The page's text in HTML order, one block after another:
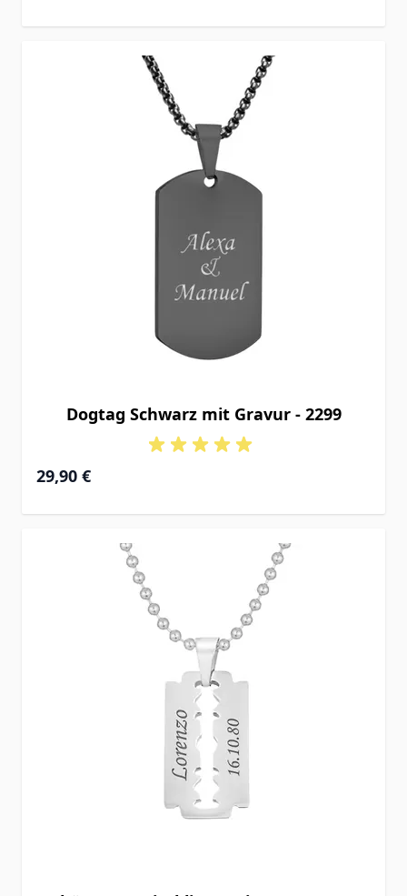
Dogtag Schwarz mit Gravur - 2299
29,90 €